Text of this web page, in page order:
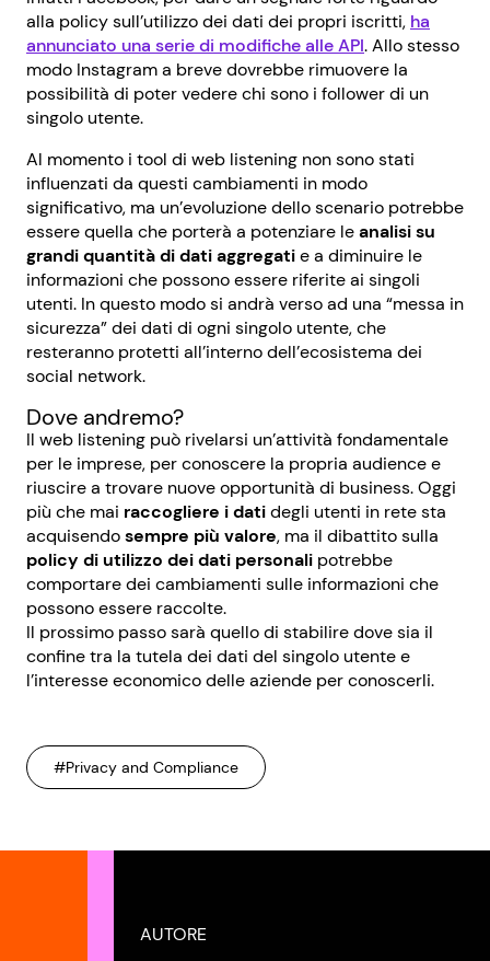
alla policy sull’utilizzo dei dati dei propri iscritti, ha
annunciato una serie di modifiche alle API. Allo stesso
modo Instagram a breve dovrebbe rimuovere la
possibilità di poter vedere chi sono i follower di un
singolo utente.
Al momento i tool di web listening non sono stati
influenzati da questi cambiamenti in modo
significativo, ma un’evoluzione dello scenario potrebbe
essere quella che porterà a potenziare leanalisi su
grandi quantità di dati aggregatie a diminuire le
informazioni che possono essere riferite ai singoli
utenti. In questo modo si andrà verso ad una “messa in
sicurezza” dei dati di ogni singolo utente, che
resteranno protetti all’interno dell’ecosistema dei
social network.
Dove andremo?
Il web listening può rivelarsi un’attività fondamentale
per le imprese, per conoscere la propria audience e
riuscire a trovare nuove opportunità di business. Oggi
più che mai raccogliere i datidegli utenti in rete sta
acquisendosempre più valore, ma il dibattito sulla
policy di utilizzo dei dati personali potrebbe
comportare dei cambiamenti sulle informazioni che
possono essere raccolte.
Il prossimo passo sarà quello di stabilire dove sia il
confine tra la tutela dei dati del singolo utente e
l’interesse economico delle aziende per conoscerli.
#Privacy and Compliance
AUTORE